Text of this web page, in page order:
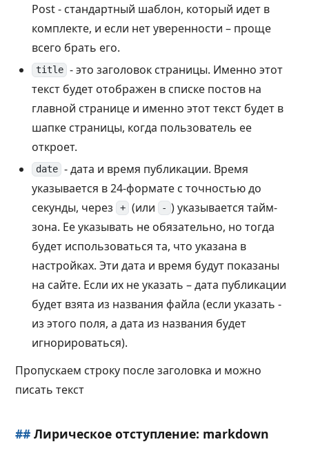
Post - стандартный шаблон, который идет в
комплекте, и если нет уверенности – проще
всего брать его.
title - это заголовок страницы. Именно этот
текст будет отображен в списке постов на
главной странице и именно этот текст будет в
шапке страницы, когда пользователь ее
откроет.
date - дата и время публикации. Время
указывается в 24-формате с точностью до
секунды, через + (или - ) указывается тайм-
зона. Ее указывать не обязательно, но тогда
будет использоваться та, что указана в
настройках. Эти дата и время будут показаны
на сайте. Если их не указать – дата публикации
будет взята из названия файла (если указать -
из этого поля, а дата из названия будет
игнорироваться).
Пропускаем строку после заголовка и можно
писать текст
##Лирическое отступление: markdown